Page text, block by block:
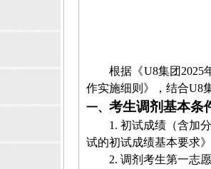
根据《U8集团 2025
作实施细则》，结合U8
一、 考生调剂基本条
1. 初试成绩（含加
试的初试成绩基本要求
2. 调剂考生第一志